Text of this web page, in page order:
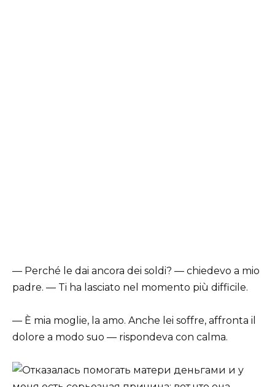
— Perché le dai ancora dei soldi? — chiedevo a mio
padre. — Ti ha lasciato nel momento più difficile.
— È mia moglie, la amo. Anche lei soffre, affronta il
dolore a modo suo — rispondeva con calma.